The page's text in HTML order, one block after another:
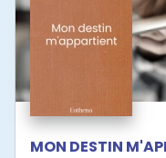
MON DESTIN